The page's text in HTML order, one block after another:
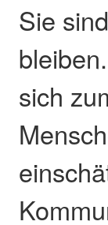
Sie
sich